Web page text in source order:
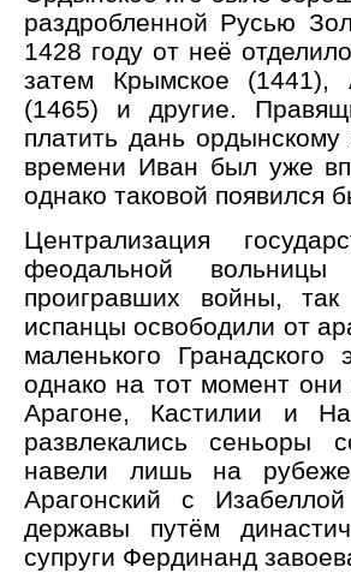
раздробленной Русью
1428 году от неё
затем Крымское (1441),
(1465) и другие.
платить дань
времени Иван был уже
однако таковой появился
Централизация
феодальной
проигравших войны,
испанцы освободили от
маленького
однако на тот момент они
Арагоне, Кастилии и
развлекались сеньоры
навели лишь на
Арагонский с
державы путём
супруги Фердинанд